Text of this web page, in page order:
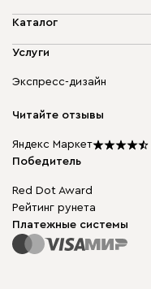
О компании
Доставка и оплата
диван.клуб
Карьера
Подарочные сертификаты
Мы в прессе
Каталог
Мягкая мебель
Бескаркасная мебель
Столы и стулья
Услуги
Экспресс-дизайн
Читайте отзывы
Яндекс Маркет
Победитель
Red Dot Award
Рейтинг рунета
Платежные системы